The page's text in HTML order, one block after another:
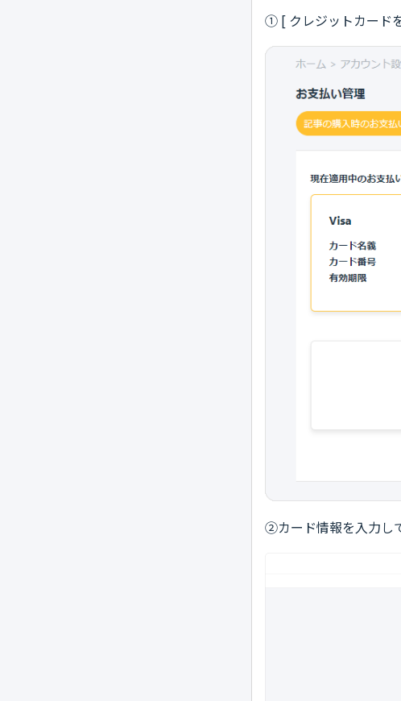
① [ クレジットカード
②カード情報を入力し